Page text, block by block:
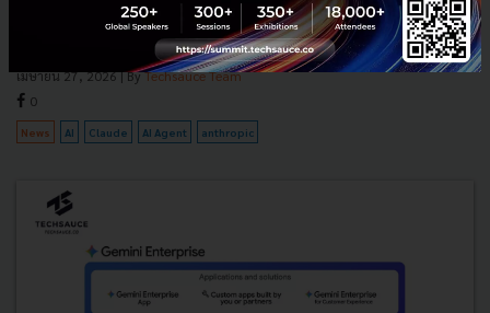
ลูกปิงปอง 19 ลูกมาให้ตัวเอง เพราะมันบอกว่า 'เจ้านายอนุญาตให้ซื้อของ
ขวัญให้ตัวเองได้ในราคาไม่เกิน 5 ดอลลาร์ และ...
เมษายน 27, 2026| ByTechsauce Team
0
News AI Claude AI Agent anthropic